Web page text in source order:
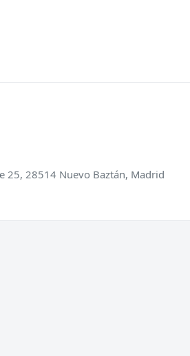
25, 28514 Nuevo Baztán, Madrid